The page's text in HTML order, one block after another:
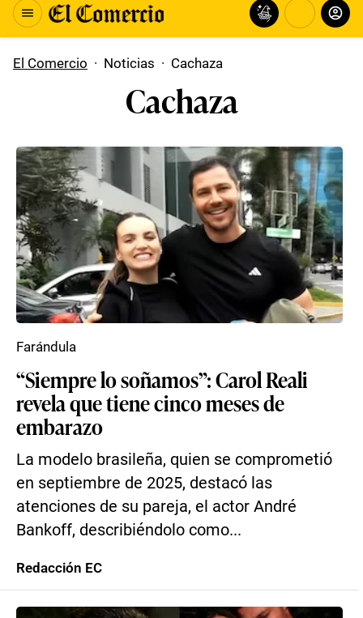
El Comercio · Noticias · Cachaza
Cachaza
“Siempre lo soñamos”: Carol Reali
revela que tiene cinco meses de
embarazo
La modelo brasileña, quien se comprometió
en septiembre de 2025, destacó las
atenciones de su pareja, el actor André
Bankoff, describiéndolo como...
Farándula
Redacción EC